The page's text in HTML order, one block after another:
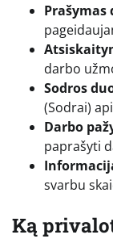
darbo
Sodros
(Sodrai)
Darbo
paprašyti
svarbu
Ką